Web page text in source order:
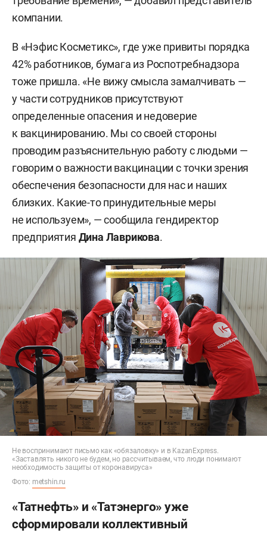
компании.
В «Нэфис Косметикс», где уже привиты порядка
42% работников, бумага из Роспотребнадзора
тоже пришла. «Не вижу смысла замалчивать —
у части сотрудников присутствуют
определенные опасения и недоверие
к вакцинированию. Мы со своей стороны
проводим разъяснительную работу с людьми —
говорим о важности вакцинации с точки зрения
обеспечения безопасности для нас и наших
близких. Какие-то принудительные меры
не используем», — сообщила гендиректор
предприятия Дина Лаврикова.
Не воспринимают письмо как «обязаловку» и в KazanExpress.
«Заставлять никого не будем, но рассчитываем, что люди понимают
необходимость защиты от коронавируса»
Фото: metshin.ru
«Татнефть» и «Татэнерго» уже
сформировали коллективный